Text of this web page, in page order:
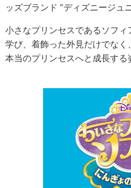
ッズブランド ”ディズニージュ
小さなプリンセスであるソフ
学び、着飾った外見だけでなく
本当のプリンセスへと成長する